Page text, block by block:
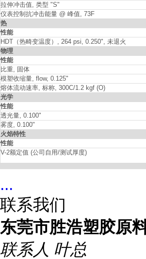
拉伸冲击值, 类型 "S"
仪表控制抗冲击能量 @ 峰值, 73F
热
性能
HDT（热畸变温度）, 264 psi, 0.250", 未退火
物理
性能
比重, 固体
模塑收缩量, flow, 0.125"
熔体流动速率, 标称, 300C/1.2 kgf (O)
光学
性能
透光量, 0.100"
雾度, 0.100"
火焰特性
性能
V-2额定值 (公司自用/测试厚度)
...
联系我们
东莞市胜浩塑胶原
联系人 叶总